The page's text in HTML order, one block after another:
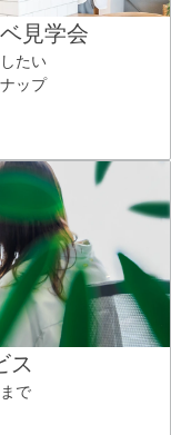
見学会
たい
ップ
ス
で